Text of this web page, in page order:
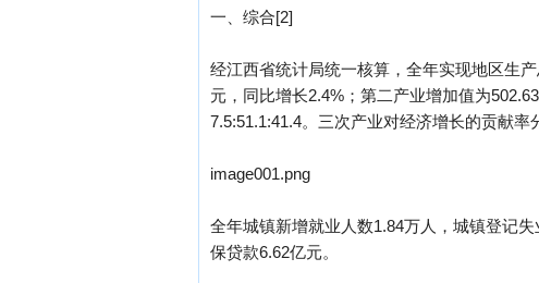
一、综合[2]
经江西省统计局统一核算，全年实现地区生
元，同比增长2.4%；第二产业增加值为
7.5:51.1:41.4。三次产业对经济增长的贡献率
image001.png
全年城镇新增就业人数1.84万人，城镇登记
保贷款6.62亿元。